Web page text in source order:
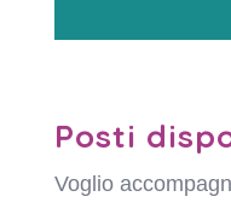
Posti
Voglio